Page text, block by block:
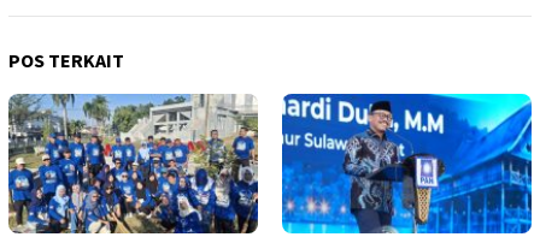
POS TERKAIT